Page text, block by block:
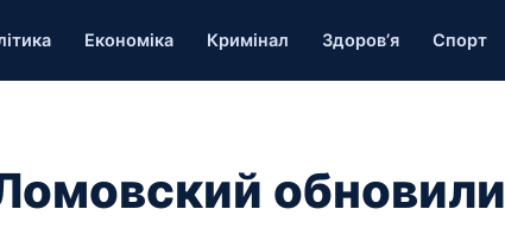
Економіка Кримінал Здоров’я Спорт
обновили